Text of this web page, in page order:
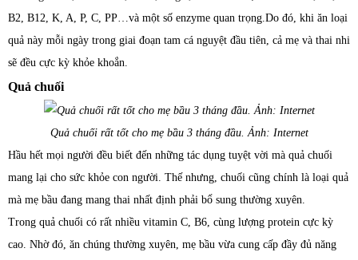
B2, B12, K, A, P, C, PP…và một số enzyme quan trọng.Do đó, khi ăn loại
quả này mỗi ngày trong giai đoạn tam cá nguyệt đầu tiên, cả mẹ và thai nhi
sẽ đều cực kỳ khỏe khoắn.
Quả chuối
Quả chuối rất tốt cho mẹ bầu 3 tháng đầu. Ảnh: Internet
Hầu hết mọi người đều biết đến những tác dụng tuyệt vời mà quả chuối
mang lại cho sức khỏe con người. Thế nhưng, chuối cũng chính là loại quả
mà mẹ bầu đang mang thai nhất định phải bổ sung thường xuyên.
Trong quả chuối có rất nhiều vitamin C, B6, cùng lượng protein cực kỳ
cao. Nhờ đó, ăn chúng thường xuyên, mẹ bầu vừa cung cấp đầy đủ năng